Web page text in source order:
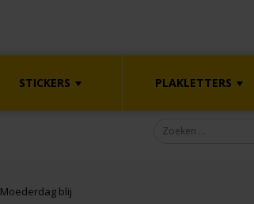
STICKERS PLAKLETTERS
Moederdag blij